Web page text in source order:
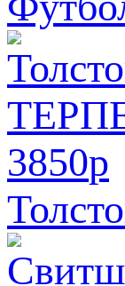
3850p